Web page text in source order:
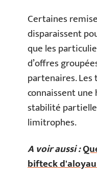
Certaines
disparaissent
que les
d’offres
partenaires.
connaissent une
stabilité
limitrophes.
A voir aussi :
bifteck